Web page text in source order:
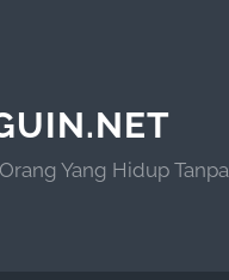
Yang Hidup Tanpa